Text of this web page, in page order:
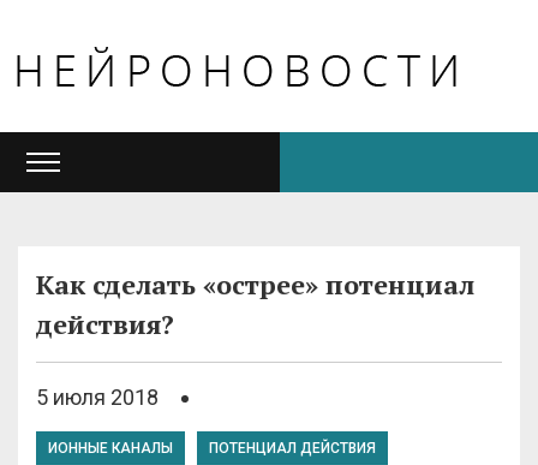
Как сделать «острее» потенциал
действия?
5 июля 2018
ИОННЫЕ КАНАЛЫ ПОТЕНЦИАЛ ДЕЙСТВИЯ